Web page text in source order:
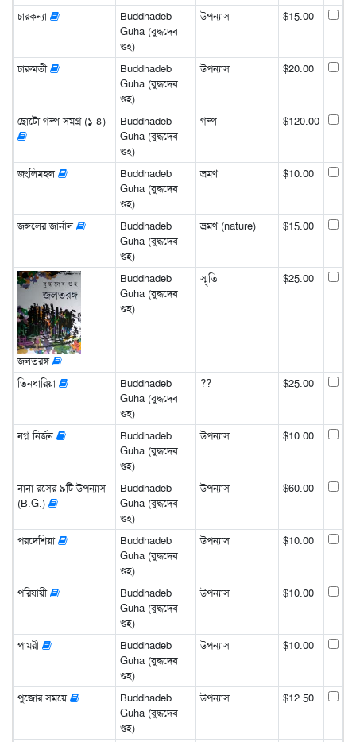
চারকন্যা
Buddhadeb
Guha (বুদ্ধদেব
গুহ)
উপন্যাস $15.00
চারুমতী
Buddhadeb
Guha (বুদ্ধদেব
গুহ)
উপন্যাস $20.00
ছোটো গল্প সমগ্র (১-৪)
Buddhadeb
Guha (বুদ্ধদেব
গুহ)
গল্প $120.00
জংলিমহল
Buddhadeb
Guha (বুদ্ধদেব
গুহ)
ভ্রমণ $10.00
জঙ্গলের জার্নাল
Buddhadeb
Guha (বুদ্ধদেব
গুহ)
ভ্রমণ (nature) $15.00
জলতরঙ্গ
Buddhadeb
Guha (বুদ্ধদেব
গুহ)
স্মৃতি $25.00
তিনধারিয়া
Buddhadeb
Guha (বুদ্ধদেব
গুহ)
?? $25.00
নগ্ন নির্জন
Buddhadeb
Guha (বুদ্ধদেব
গুহ)
উপন্যাস $10.00
নানা রসের ৯টি উপন্যাস
(B.G.)
Buddhadeb
Guha (বুদ্ধদেব
গুহ)
উপন্যাস $60.00
পরদেশিয়া
Buddhadeb
Guha (বুদ্ধদেব
গুহ)
উপন্যাস $10.00
পরিযায়ী
Buddhadeb
Guha (বুদ্ধদেব
গুহ)
উপন্যাস $10.00
পামরী
Buddhadeb
Guha (বুদ্ধদেব
গুহ)
উপন্যাস $10.00
পুজোর সময়ে
Buddhadeb
Guha (বুদ্ধদেব
গুহ)
উপন্যাস $12.50